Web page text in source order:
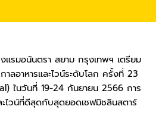
งแรมอนันตรา สยาม กรุงเทพฯ เตรียม
ลอาหารและไวน์ระดับโลก ครั้งที่ 23
ในวันที่ 19-24 กันยายน 2566 การ
ะไวน์ที่ดีสุดกับสุดยอดเชฟมิชลินสตาร์